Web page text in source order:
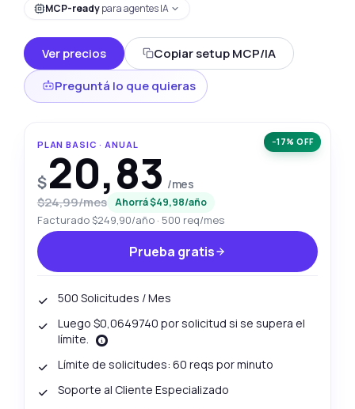
MCP-readypara agentes IA
Ver precios
Copiar setup MCP/IA
Preguntá lo que quieras
−17% OFF
PLAN BASIC · ANUAL
$20,83 /mes
$24,99/mes Ahorrá $49,98/año
Facturado $249,90/año · 500 req/mes
Prueba gratis
500 Solicitudes / Mes
Luego $0,0649740 por solicitud si se supera el
límite.
Límite de solicitudes: 60 reqs por minuto
Soporte al Cliente Especializado